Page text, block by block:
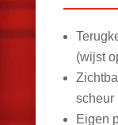
(wijst
scheur
Eigen